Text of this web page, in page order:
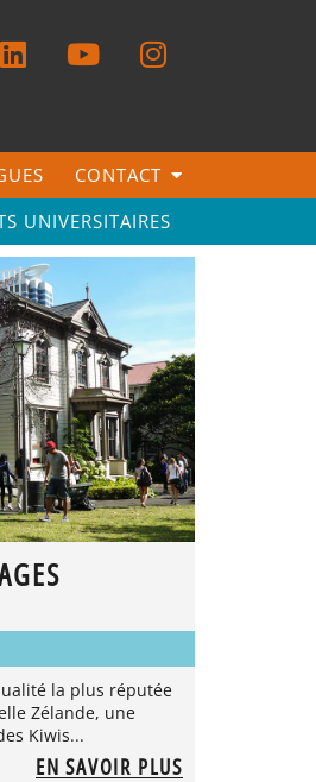
CONTACT
UNIVERSITAIRES
la plus réputée
Zélande, une
Kiwis...
EN SAVOIR PLUS